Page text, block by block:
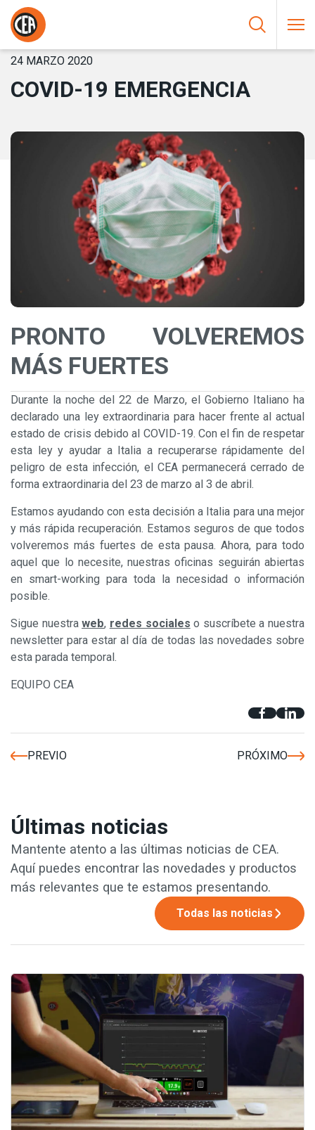
Saltar al contenido
HOME/
24 MARZO 2020
COVID-19 EMERGENCIA
PRONTO VOLVEREMOS
MÁS FUERTES
Durante la noche del 22 de Marzo, el Gobierno Italiano ha
declarado una ley extraordinaria para hacer frente al actual
estado de crisis debido al COVID-19. Con el fin de respetar
esta ley y ayudar a Italia a recuperarse rápidamente del
peligro de esta infección, el CEA permanecerá cerrado de
forma extraordinaria del 23 de marzo al 3 de abril.
Estamos ayudando con esta decisión a Italia para una mejor
y más rápida recuperación. Estamos seguros de que todos
volveremos más fuertes de esta pausa. Ahora, para todo
aquel que lo necesite, nuestras oficinas seguirán abiertas
en smart-working para toda la necesidad o información
posible.
Sigue nuestraweb, redes sociales o suscríbete a nuestra
newsletter para estar al día de todas las novedades sobre
esta parada temporal.
EQUIPO CEA
PREVIO PRÓXIMO
Últimas noticias
Mantente atento a las últimas noticias de CEA.
Aquí puedes encontrar las novedades y productos
más relevantes que te estamos presentando.
Todas las noticias